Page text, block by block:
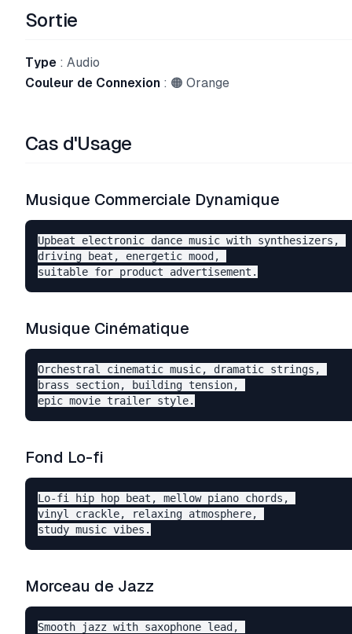
Sortie
Type : Audio
Couleur de Connexion : 🟠 Orange
Cas d'Usage
Musique Commerciale Dynamique
Upbeat electronic dance music with synthesizers,
driving beat, energetic mood,
Musique Cinématique
Orchestral cinematic music, dramatic strings,
brass section, building tension,
Fond Lo-fi
Lo-fi hip hop beat, mellow piano chords,
vinyl crackle, relaxing atmosphere,
Morceau de Jazz
Smooth jazz with saxophone lead,